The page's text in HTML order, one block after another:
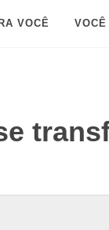
VOCÊ VOCÊ